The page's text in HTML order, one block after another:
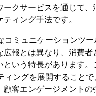
ークサービスを通じて、
ィング手法です。
コミュニケーションツー
広報とは異なり、消費者
という特長があります。
ィングを展開することで
顧客エンゲージメントの